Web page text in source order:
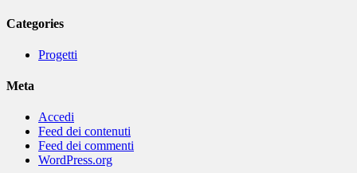
Categories
Progetti
Meta
Accedi
Feed dei contenuti
Feed dei commenti
WordPress.org